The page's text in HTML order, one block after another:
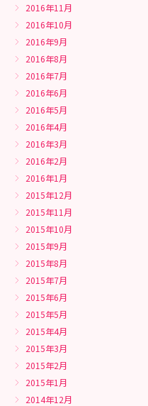
2016年11月
2016年10月
2016年9月
2016年8月
2016年7月
2016年6月
2016年5月
2016年4月
2016年3月
2016年2月
2016年1月
2015年12月
2015年11月
2015年10月
2015年9月
2015年8月
2015年7月
2015年6月
2015年5月
2015年4月
2015年3月
2015年2月
2015年1月
2014年12月